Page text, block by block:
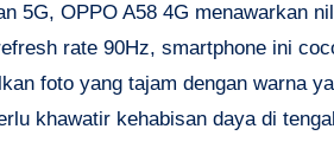
5G, OPPO A58 4G menawarkan
rate 90Hz, smartphone ini
foto yang tajam dengan warna
khawatir kehabisan daya di